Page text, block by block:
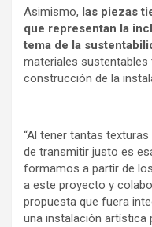
Asimismo, las piezas
que representan la
tema de la
materiales
construcción de la
“Al tener tantas
de transmitir justo es
formamos a partir de
a este proyecto y
propuesta que fuera
una instalación artística